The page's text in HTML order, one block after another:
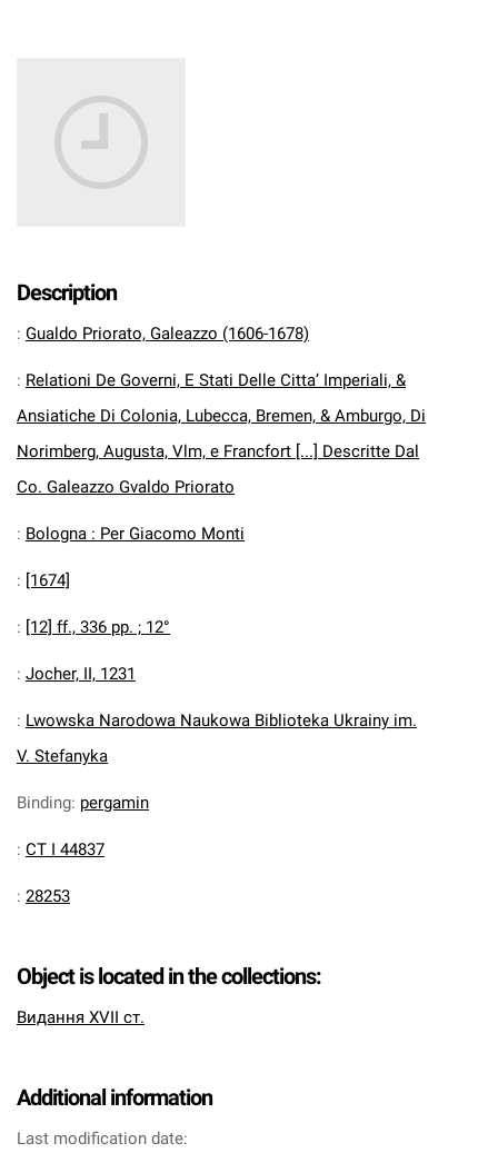
Description
: Gualdo Priorato, Galeazzo (1606-1678)
: Relationi De Governi, E Stati Delle Citta’ Imperiali, &
Ansiatiche Di Colonia, Lubecca, Bremen, & Amburgo, Di
Norimberg, Augusta, Vlm, e Francfort [...] Descritte Dal
Co. Galeazzo Gvaldo Priorato
: Bologna : Per Giacomo Monti
: [1674]
: [12] ff., 336 pp. ; 12°
: Jocher, II, 1231
: Lwowska Narodowa Naukowa Biblioteka Ukrainy im.
V. Stefanyka
Binding: pergamin
: CT I 44837
: 28253
Object is located in the collections:
Видання XVII ст.
Additional information
Last modification date: